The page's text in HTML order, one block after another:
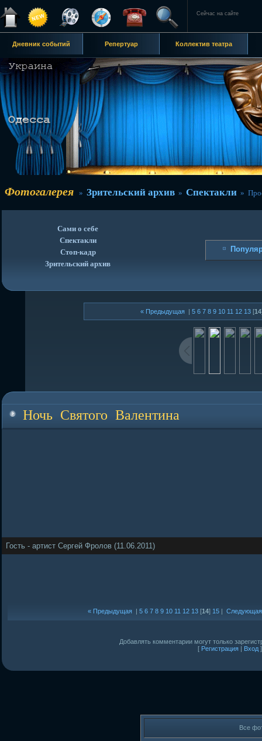
Сейчас на сайте
Дневник событий Репертуар Коллектив театра
Фотогалерея » Зрительский архив » Спектакли »
Сами о себе
Спектакли
Стоп-кадр
Зрительский архив
« Предыдущая| 5 6 7 8 9 10 11 12 13[14
Ночь Святого Валентина
Гость - артист Сергей Фролов (11.06.2011)
« Предыдущая| 5 6 7 8 9 10 11 12 13[14] 15|
Добавлять комментарии могут только
[ Регистрация | Вход ]
Все